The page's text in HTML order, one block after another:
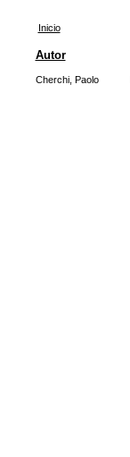
Inicio
Autor
Cherchi, Paolo